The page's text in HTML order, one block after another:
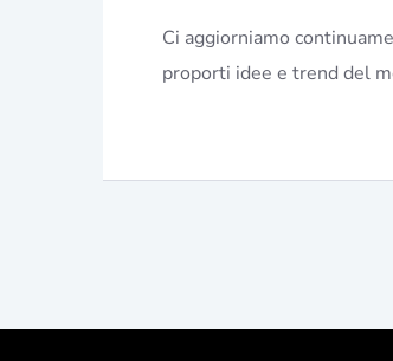
Ci aggiorniamo
proporti idee e trend del